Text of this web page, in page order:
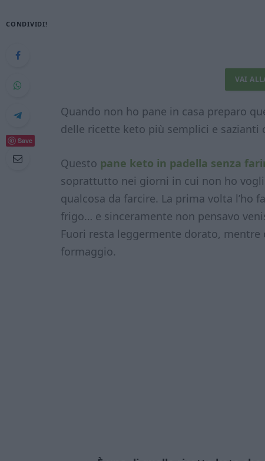
CONDIVIDI!
Save
VAI
Quando non ho pane in casa preparo
delle ricette keto più semplici e sazianti
Questo pane keto in padella senza
soprattutto nei giorni in cui non ho
qualcosa da farcire. La prima volta l’ho
frigo… e sinceramente non pensavo
Fuori resta leggermente dorato,
formaggio.